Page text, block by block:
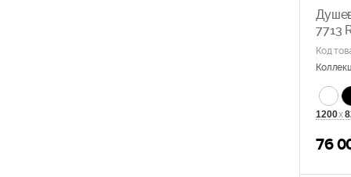
7713
Код
1200х
76